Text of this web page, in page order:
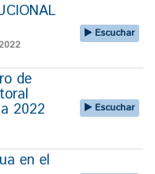
Escuchar
de
2022 Escuchar
en el